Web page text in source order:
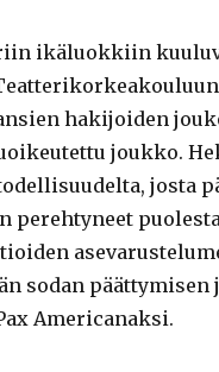
ikäluokkiin
hakijoiden
joukko.
josta
sodan päättymisen
Americanaksi.